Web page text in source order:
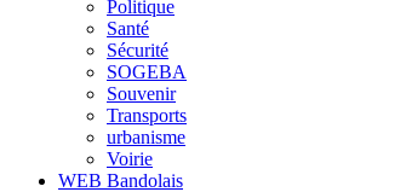
Politique
Santé
Sécurité
SOGEBA
Souvenir
Transports
urbanisme
Voirie
WEB Bandolais